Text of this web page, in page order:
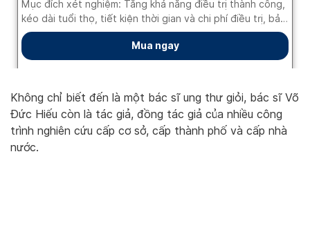
Không chỉ biết đến là một bác sĩ ung thư giỏi, bác sĩ Võ
Đức Hiếu còn là tác giả, đồng tác giả của nhiều công
trình nghiên cứu cấp cơ sở, cấp thành phố và cấp nhà
nước.